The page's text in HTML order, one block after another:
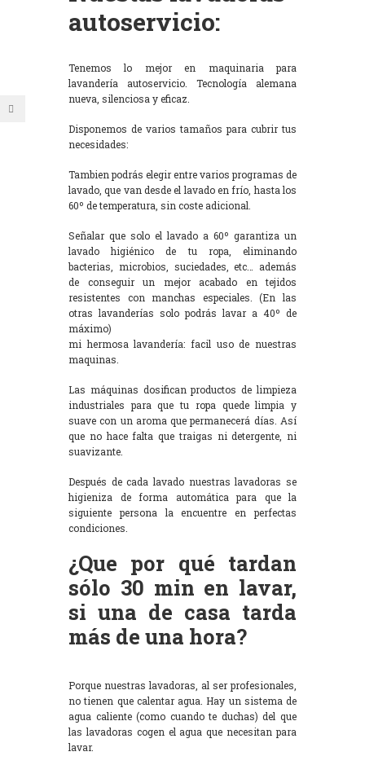
autoservicio:
Tenemos lo mejor en maquinaria para
lavandería autoservicio. Tecnología alemana
nueva, silenciosa y eficaz.
Disponemos de varios tamaños para cubrir tus
necesidades:
Tambien podrás elegir entre varios programas de
lavado, que van desde el lavado en frío, hasta los
60º de temperatura, sin coste adicional.
Señalar que solo el lavado a 60º garantiza un
lavado higiénico de tu ropa, eliminando
bacterias, microbios, suciedades, etc… además
de conseguir un mejor acabado en tejidos
resistentes con manchas especiales. (En las
otras lavanderías solo podrás lavar a 40º de
máximo)
mi hermosa lavandería: facil uso de nuestras
maquinas.
Las máquinas dosifican productos de limpieza
industriales para que tu ropa quede limpia y
suave con un aroma que permanecerá días. Así
que no hace falta que traigas ni detergente, ni
suavizante.
Después de cada lavado nuestras lavadoras se
higieniza de forma automática para que la
siguiente persona la encuentre en perfectas
condiciones.
¿Que por qué tardan
sólo 30 min en lavar,
si una de casa tarda
más de una hora?
Porque nuestras lavadoras, al ser profesionales,
no tienen que calentar agua. Hay un sistema de
agua caliente (como cuando te duchas) del que
las lavadoras cogen el agua que necesitan para
lavar.